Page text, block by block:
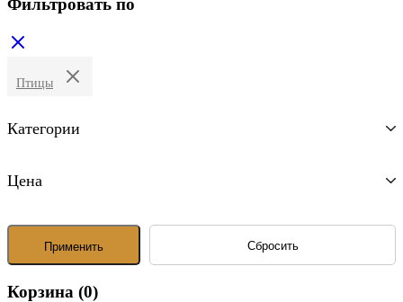
Фильтровать по
Птицы
Категории
Цена
Применить Сбросить
Корзина (0)